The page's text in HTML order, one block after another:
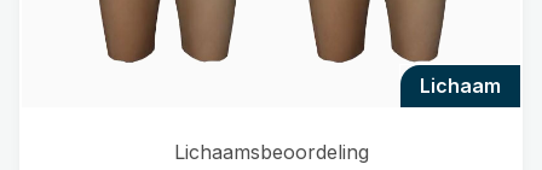
lichaam
Lichaamsbeoordeling